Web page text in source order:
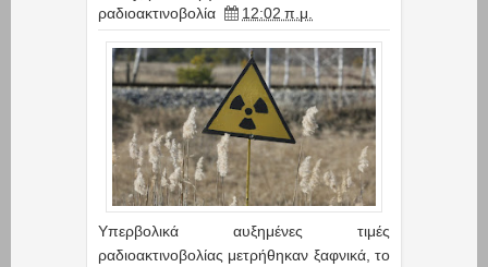
ραδιοακτινοβολία
12:02 π.μ.
Υπερβολικά αυξημένες τιμές
ραδιοακτινοβολίας μετρήθηκαν ξαφνικά, το